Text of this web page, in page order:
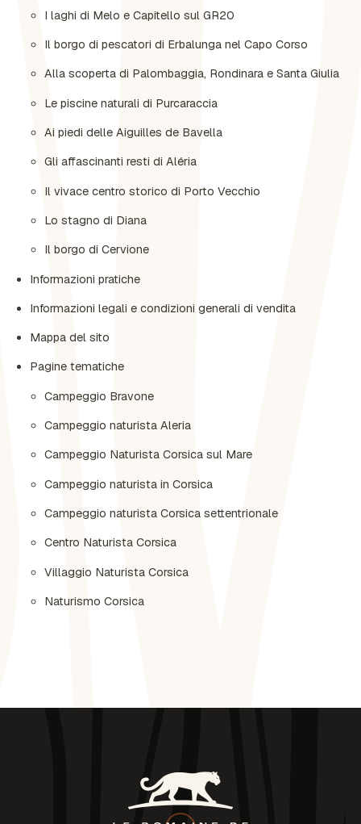
I laghi di Melo e Capitello sul GR20
Il borgo di pescatori di Erbalunga nel Capo Corso
Alla scoperta di Palombaggia, Rondinara e Santa Giulia
Le piscine naturali di Purcaraccia
Ai piedi delle Aiguilles de Bavella
Gli affascinanti resti di Aléria
Il vivace centro storico di Porto Vecchio
Lo stagno di Diana
Il borgo di Cervione
Informazioni pratiche
Informazioni legali e condizioni generali di vendita
Mappa del sito
Pagine tematiche
Campeggio Bravone
Campeggio naturista Aleria
Campeggio Naturista Corsica sul Mare
Campeggio naturista in Corsica
Campeggio naturista Corsica settentrionale
Centro Naturista Corsica
Villaggio Naturista Corsica
Naturismo Corsica